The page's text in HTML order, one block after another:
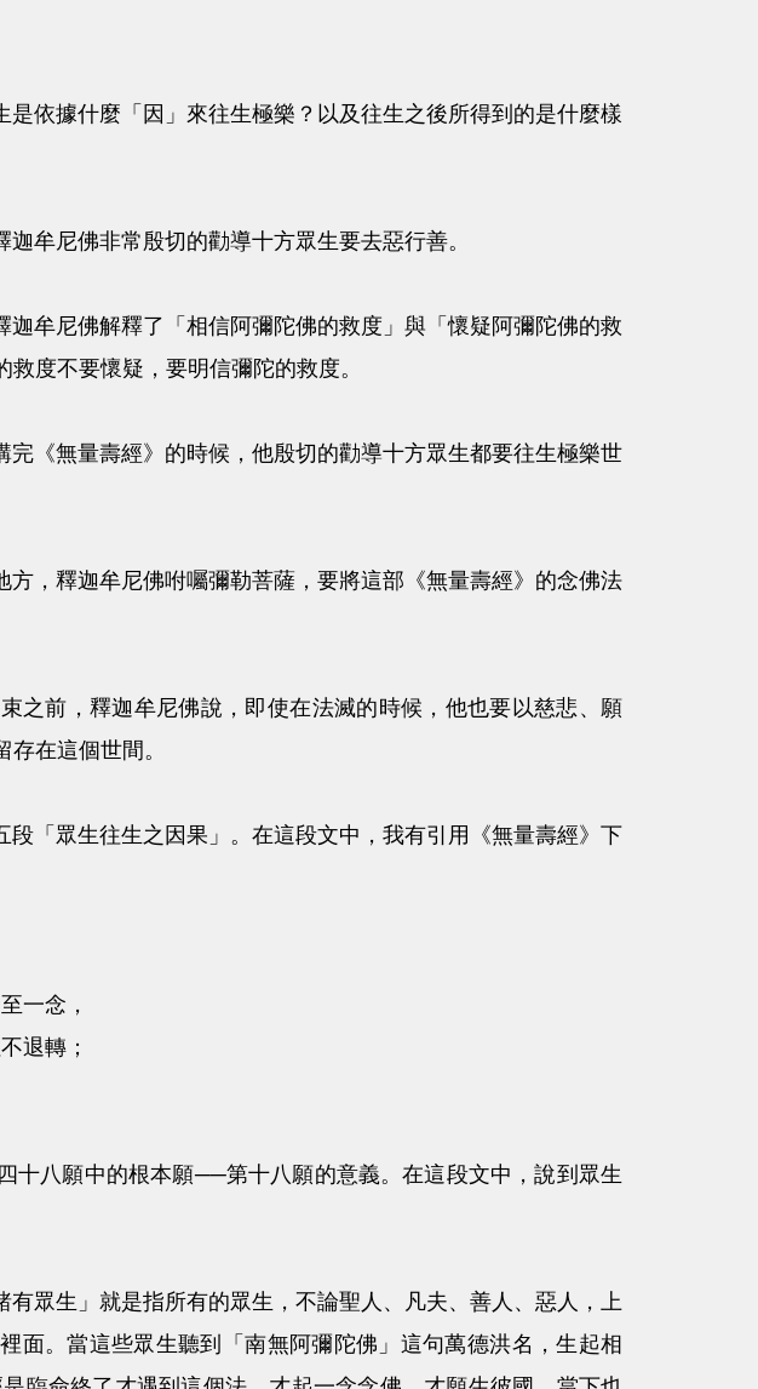
依據什麼「因」來往生極樂？以及往生之後所得到的是什麼樣
尼佛非常殷切的勸導十方眾生要去惡行善。
牟尼佛解釋了「相信阿彌陀佛的救度」與「懷疑阿彌陀佛的救
度不要懷疑，要明信彌陀的救度。
《無量壽經》的時候，他殷切的勸導十方眾生都要往生極樂世
，釋迦牟尼佛咐囑彌勒菩薩，要將這部《無量壽經》的念佛法
前，釋迦牟尼佛說，即使在法滅的時候，他也要以慈悲、願
在這個世間。
「眾生往生之因果」。在這段文中，我有引用《無量壽經》下
一念，
退轉；
八願中的根本願──第十八願的意義。在這段文中，說到眾生
有眾生」就是指所有的眾生，不論聖人、凡夫、善人、惡人，上
面。當這些眾生聽到「南無阿彌陀佛」這句萬德洪名，生起相